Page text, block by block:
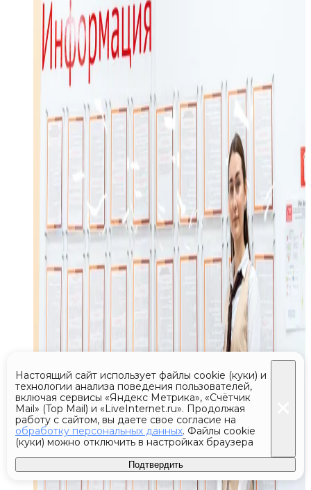
Настоящий сайт использует файлы cookie (куки) и
технологии анализа поведения пользователей,
включая сервисы «Яндекс Метрика», «Счётчик
Mail» (Top Mail) и «LiveInternet.ru». Продолжая
работу с сайтом, вы даете свое согласие на
обработку персональных данных. Файлы cookie
(куки) можно отключить в настройках браузера
Подтвердить